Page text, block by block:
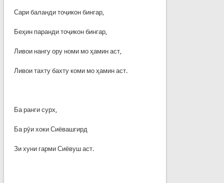
Сари баланди тоҷикон бингар,
Беҳин паранди тоҷикон бингар,
Ливои нангу ору номи мо ҳамин аст,
Ливои тахту бахту коми мо ҳамин аст.
Ба ранги сурх,
Ба рӯи хоки Сиёвашгирд
Зи хуни гарми Сиёвуш аст.